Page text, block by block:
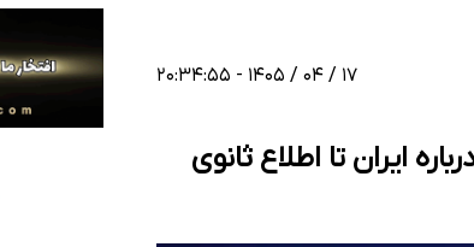
۱۷ / ۰۴ / ۱۴۰۵ - ۲۰:۳۴:۵۵
ایران تا اطلاع ثانوی